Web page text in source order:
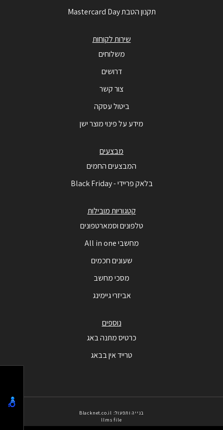
תקנון הטבת Mastercard Day
שירות לקוחות
משלוחים
דרושים
צור קשר
ביטול עסקה
מידע על פינוי מוצר ישן
מבצעים
המבצעים החמים
בלאק פריידי - Black Friday
קטגוריות מובילות
טלפונים וסמארטפונים
מחשבי All in one
שעונים חכמים
מסכי מחשב
אביזרי גיימינג
נוספים
כרטיס מתנה באג
טרייד אין בבאג
בנייה ותפעול: Blacknet.co.il
llms file